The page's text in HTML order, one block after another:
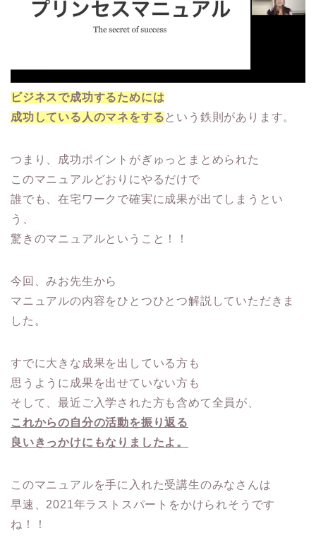
ビジネスで成功するためには
成功している人のマネをする という鉄則があります。
つまり、成功ポイントがぎゅっとまとめられた
このマニュアルどおりにやるだけで
誰でも、在宅ワークで確実に成果が出てしまうとい
う、
驚きのマニュアルということ！！
今回、みお先生から
マニュアルの内容をひとつひとつ解説していただきま
した。
すでに大きな成果を出している方も
思うように成果を出せていない方も
そして、最近ご入学された方も含めて全員が、
これからの自分の活動を振り返る
良いきっかけにもなりましたよ。
このマニュアルを手に入れた受講生のみなさんは
早速、2021年ラストスパートをかけられそうです
ね！！